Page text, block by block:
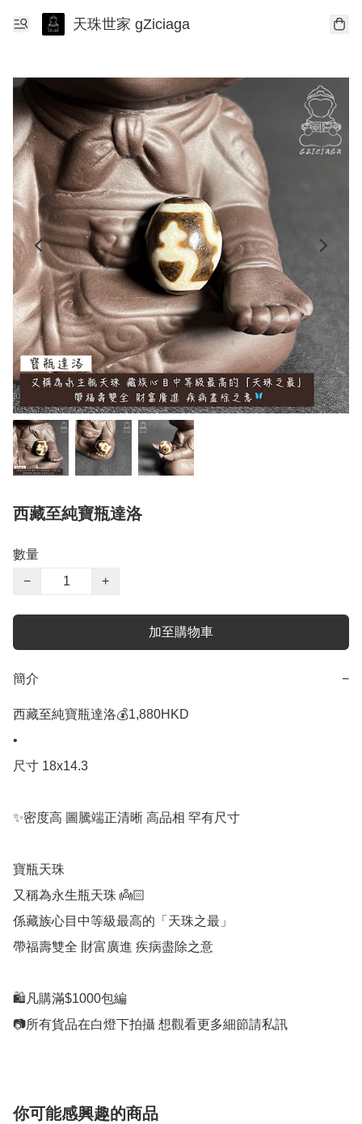
天珠世家 gZiciaga
西藏至純寶瓶達洛
數量
−
+
加至購物車
簡介 −
西藏至純寶瓶達洛💰1,880HKD
•
尺寸 18x14.3
✨密度高 圖騰端正清晰 高品相 罕有尺寸
寶瓶天珠
又稱為永生瓶天珠 👼🏻
係藏族心目中等級最高的「天珠之最」
帶福壽雙全 財富廣進 疾病盡除之意
🛍凡購滿$1000包編
你可能感興趣的商品